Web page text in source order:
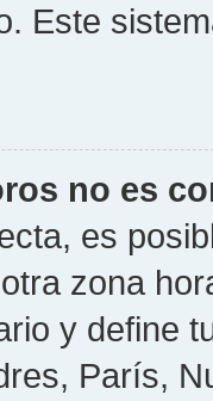
Este
no es
es
zona
y define
París,